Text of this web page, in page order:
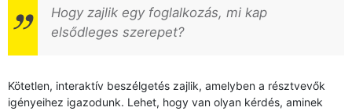
Hogy zajlik egy foglalkozás, mi kap
elsődleges szerepet?
Kötetlen, interaktív beszélgetés zajlik, amelyben a résztvevők
igényeihez igazodunk. Lehet, hogy van olyan kérdés, aminek